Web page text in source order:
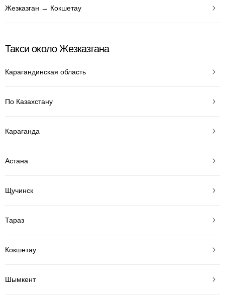
Жезказган → Кокшетау
Такси около Жезказгана
Карагандинская область
По Казахстану
Караганда
Астана
Щучинск
Тараз
Кокшетау
Шымкент